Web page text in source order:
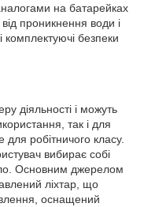
на батарейках
проникнення води і
безпеки
діяльності і можуть
так і для
робітничого класу.
вибирає собі
Основним джерелом
ліхтар, що
оснащений